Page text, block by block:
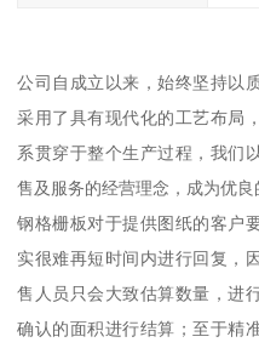
公司自成立以来，始终坚持以
采用了具有现代化的工艺布局
系贯穿于整个生产过程，我们
售及服务的经营理念，成为优良
钢格栅板对于提供图纸的客户
实很难再短时间内进行回复，
售人员只会大致估算数量，进
确认的面积进行结算；至于精